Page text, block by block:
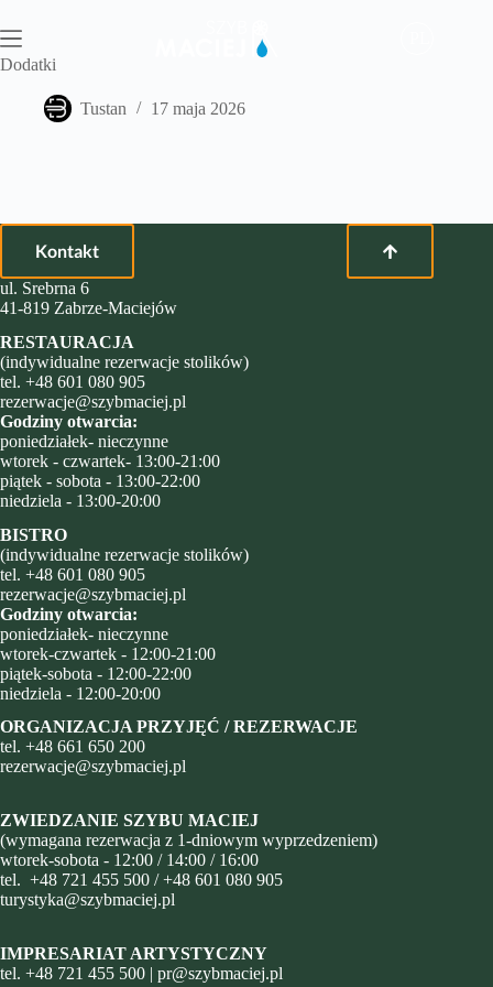
do
treści
Dodatki
Tustan 17 maja 2026
Kontakt
ul. Srebrna 6
41-819 Zabrze-Maciejów
RESTAURACJA
(indywidualne rezerwacje stolików)
tel. +48 601 080 905
rezerwacje@szybmaciej.pl
Godziny otwarcia:
poniedziałek- nieczynne
wtorek - czwartek- 13:00-21:00
piątek - sobota - 13:00-22:00
niedziela - 13:00-20:00
BISTRO
(indywidualne rezerwacje stolików)
tel. +48 601 080 905
rezerwacje@szybmaciej.pl
Godziny otwarcia:
poniedziałek- nieczynne
wtorek-czwartek - 12:00-21:00
piątek-sobota - 12:00-22:00
niedziela - 12:00-20:00
ORGANIZACJA PRZYJĘĆ / REZERWACJE
tel. +48 661 650 200
rezerwacje@szybmaciej.pl
ZWIEDZANIE SZYBU MACIEJ
(wymagana rezerwacja z 1-dniowym wyprzedzeniem)
wtorek-sobota - 12:00 / 14:00 / 16:00
tel. +48 721 455 500 /+48 601 080 905
turystyka@szybmaciej.pl
IMPRESARIAT ARTYSTYCZNY
tel. +48 721 455 500 | pr@szybmaciej.pl